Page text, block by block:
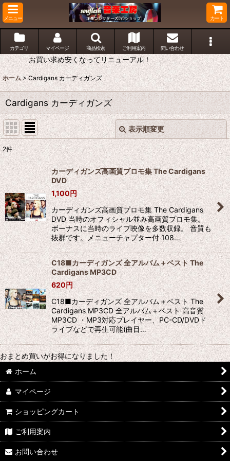
メニュー カート
カテゴリ マイページ 商品検索 ご利用案内 問い合わせ
お買い求め安くなってリニューアル！
ホーム > Cardigans カーディガンズ
Cardigans カーディガンズ
表示順変更
表示数:
並び順:
絞り込む
閉じる
2件
カーディガンズ高画質プロモ集 The Cardigans
DVD
1,100円
カーディガンズ高画質プロモ集 The Cardigans
DVD 当時のオフィシャル並み高画質プロモ集。
ボーナスに当時のライブ映像を多数収録。 音質も
抜群です。メニューチャプター付 108…
C18■カーディガンズ 全アルバム＋ベスト The
Cardigans MP3CD
620円
C18■カーディガンズ 全アルバム＋ベスト The
Cardigans MP3CD 全アルバム＋ベスト 高音質
MP3CD ・MP3対応プレイヤー、PC-CD/DVDド
ライブなどで再生可能(曲目…
おまとめ買いがお得になりました！
ホーム
マイページ
ショッピングカート
ご利用案内
お問い合わせ